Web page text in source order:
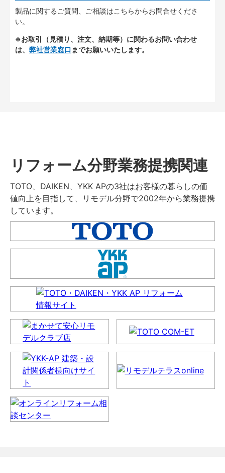
製品に関するご質問、ご相談はこちらからお問合せくださ
い。
※お取引（見積り、注文、納期等）に関わるお問い合わせ
は、 弊社営業窓口 までお願いいたします。
リフォーム分野業務提携関連
TOTO、DAIKEN、YKK APの3社はお客様の暮らしの価
値向上を目指して、リモデル分野で2002年から業務提携
しています。